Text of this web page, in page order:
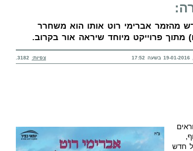
מהזמר אברימי רוט אותו הוא משחרר
פרוייקט מיוחד שיראה אור בקרוב.
צפיות:
חדש